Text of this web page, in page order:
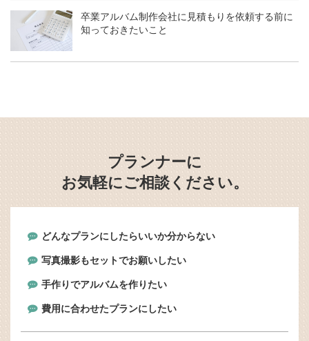
卒業アルバム制作会社に見積もりを依頼する前に
知っておきたいこと
プランナーに
お気軽にご相談ください。
どんなプランにしたらいいか分からない
写真撮影もセットでお願いしたい
手作りでアルバムを作りたい
費用に合わせたプランにしたい